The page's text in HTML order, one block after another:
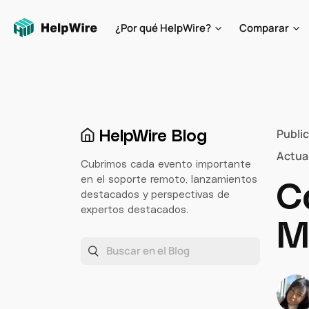
¿Por qué HelpWire? Comparar
HelpWire Blog
Cubrimos cada evento importante
en el soporte remoto, lanzamientos
destacados y perspectivas de
expertos destacados.